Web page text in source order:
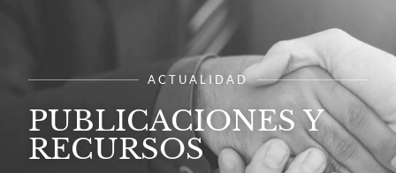
ACTUALIDAD
PUBLICACIONES Y
RECURSOS